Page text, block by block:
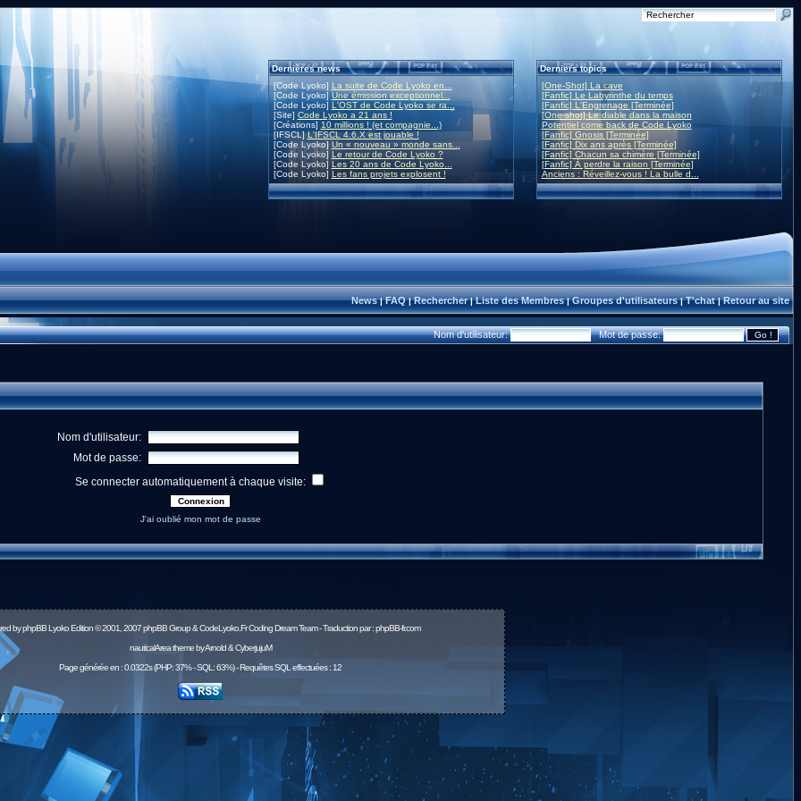
Dernières news
[Code Lyoko] La suite de Code Lyoko en...
[Code Lyoko]Une émission exceptionnel...
[Code Lyoko] L'OST de Code Lyoko se ra...
[Site] Code Lyoko a 21 ans !
[Créations] 10 millions ! (et compagnie...)
[IFSCL]L'IFSCL 4.6.X est jouable !
[Code Lyoko] Un « nouveau » monde sans...
[Code Lyoko] Le retour de Code Lyoko ?
[Code Lyoko] Les 20 ans de Code Lyoko...
[Code Lyoko] Les fans projets explosent !
Derniers topics
[One-Shot] La cave
[Fanfic] Le Labyrinthe du temps
[Fanfic] L'Engrenage [Terminée]
[One-shot] Le diable dans la maison
Potentiel come back de Code Lyoko
[Fanfic] Gnosis [Terminée]
[Fanfic] Dix ans après [Terminée]
[Fanfic] Chacun sa chimère [Terminée]
[Fanfic] À perdre la raison [Terminée]
Anciens : Réveillez-vous ! La bulle d...
News|FAQ|Rechercher|Liste des Membres|Groupes d'utilisateurs|T'chat|Retour au site
Nom d'utilisateur: Mot de passe:
Nom d'utilisateur:
Mot de passe:
Se connecter automatiquement à chaque visite:
J'ai oublié mon mot de passe
byphpBBLyoko Edition © 2001, 2007 phpBB Group & CodeLyoko.Fr Coding Dream Team - Traduction par :phpBB-fr.com
nauticalArea theme by Arnold & CyberjujuM
Page générée en : 0.0322s (PHP: 37% - SQL: 63%) - Requêtes SQL effectuées : 12